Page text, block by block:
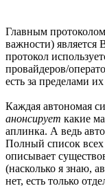
Главным
важности) является
протокол
провайдеров/
есть за пределами их
Каждая автономая
анонсирует какие
аплинка. А ведь
Полный список всех
описывает
(насколько я знаю,
нет, есть только